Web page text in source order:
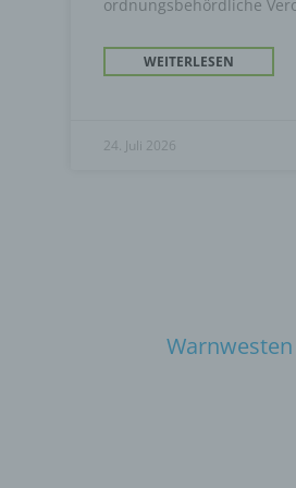
ordnungsbehördliche
WEITERLESEN
24. Juli 2026